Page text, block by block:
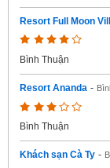
Resort Full Moon
Bình Thuận
Resort Ananda -
Bình Thuận
Khách sạn Cà Ty -